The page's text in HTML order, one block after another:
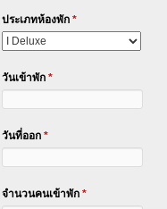
ประเภทห้องพัก*
วันเข้าพัก*
วันที่ออก*
จำนวนคนเข้าพัก*